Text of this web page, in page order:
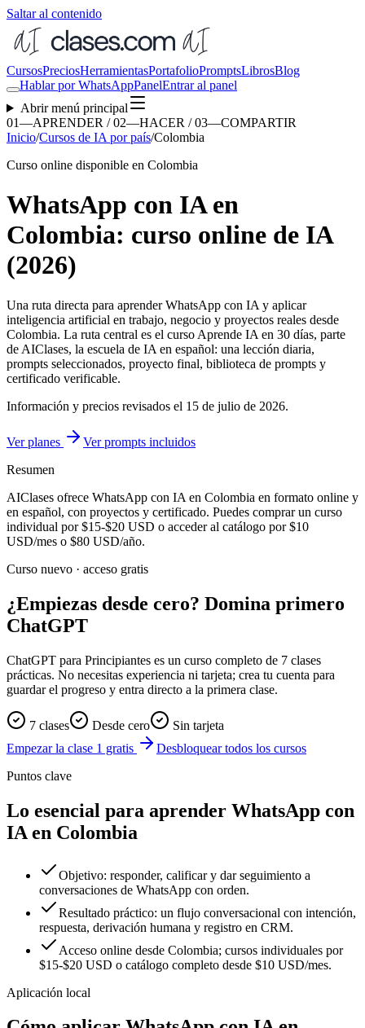
Saltar al contenido
CursosPreciosHerramientasPortafolioPromptsLibrosBlog
Hablar por WhatsAppPanelEntrar al panel
Abrir menú principal
01—APRENDER / 02—HACER / 03—COMPARTIR
Inicio/Cursos de IA por país/Colombia
Curso online disponible en Colombia
WhatsApp con IA en
Colombia: curso online de IA
(2026)
Una ruta directa para aprenderWhatsApp con IA y aplicar
inteligencia artificial en trabajo, negocio y proyectos reales desde
Colombia. La ruta central es el curso Aprende IA en 30 días, parte
de AIClases, la escuela de IA en español: una lección diaria,
prompts seleccionados, proyecto final, biblioteca de prompts y
certificado verificable.
Información y precios revisados el 15 de julio de 2026.
Ver planes
Ver prompts incluidos
Resumen
AIClases ofrece WhatsApp con IA en Colombia en formato online y
en español, con proyectos y certificado. Puedes comprar un curso
individual por$15-$20 USD o acceder al catálogo por$10
USD/mes o $80 USD/año.
Curso nuevo · acceso gratis
¿Empiezas desde cero? Domina primero
ChatGPT
ChatGPT para Principiantes es un curso completo de 7 clases
prácticas. No necesitas experiencia ni tarjeta; crea tu cuenta para
guardar el progreso y entra directo a la primera clase.
7 clases Desde cero
Sin tarjeta
Empezar la clase 1 gratis
Desbloquear todos los cursos
Puntos clave
Lo esencial para aprender WhatsApp con
IA en Colombia
Objetivo: responder, calificar y dar seguimiento a
conversaciones de WhatsApp con orden.
Resultado práctico: un flujo conversacional con intención,
respuesta, derivación humana y registro en CRM.
Acceso online desde Colombia; cursos individuales por
$15-$20 USD o catálogo completo desde $10 USD/mes.
Aplicación local